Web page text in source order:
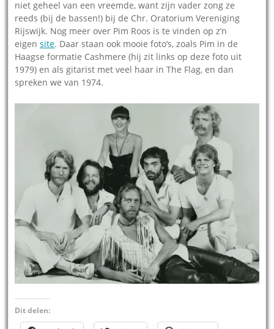
niet geheel van een vreemde, want zijn vader zong ze
reeds (bij de bassen!) bij de Chr. Oratorium Vereniging
Rijswijk. Nog meer over Pim Roos is te vinden op z’n
eigensite. Daar staan ook mooie foto’s, zoals Pim in de
Haagse formatie Cashmere (hij zit links op deze foto uit
1979) en als gitarist met veel haar in The Flag, en dan
spreken we van 1974.
Dit delen: